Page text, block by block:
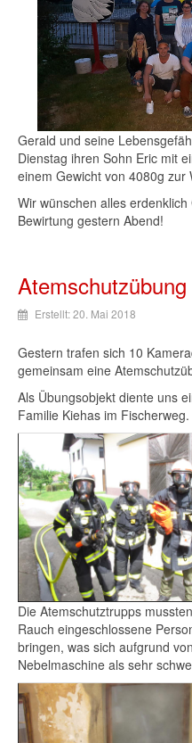
Gerald und seine
Dienstag ihren Sohn Eric mit
einem Gewicht von 4080g zur
Wir wünschen alles
Bewirtung gestern Abend!
Atemschutzübung
Erstellt: 20. Mai 2018
Gestern trafen sich 10
gemeinsam eine
Als Übungsobjekt diente uns
Familie Kiehas im Fischerweg.
Die Atemschutztrupps
Rauch eingeschlossene
bringen, was sich aufgrund
Nebelmaschine als sehr